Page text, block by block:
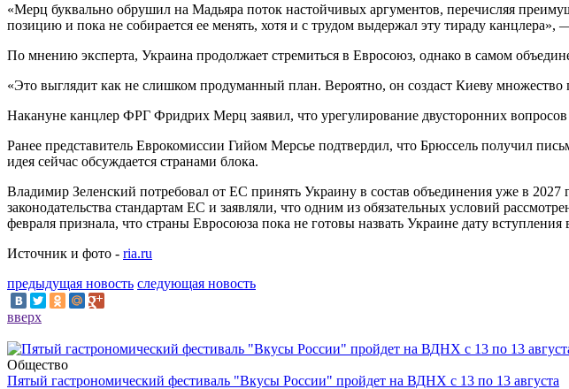
«Мерц буквально обрушил на Мадьяра поток настойчивых аргументов, перечисляя
позицию и пока не собирается ее менять, хотя и с трудом выдержал эту тираду канцлера»,
По мнению эксперта, Украина продолжает стремиться в Евросоюз, однако в самом
«Это выглядит как не слишком продуманный план. Вероятно, он создаст Киеву
Накануне канцлер ФРГ Фридрих Мерц заявил, что урегулирование двусторонних
Ранее представитель Еврокомиссии Гийом Мерсье подтвердил, что Брюссель получил
идея сейчас обсуждается странами блока.
Владимир Зеленский потребовал от ЕС принять Украину в состав объединения уже в
законодательства стандартам ЕС и заявляли, что одним из обязательных условий
февраля признала, что страны Евросоюза пока не готовы назвать Украине дату
Источник и фото - ria.ru
предыдущая новость следующая новость
вверх
Общество
Пятый гастрономический фестиваль "Вкусы России" пройдет на ВДНХ с 13 по 13 августа